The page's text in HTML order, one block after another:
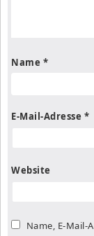
Name *
E-Mail-Adresse *
Website
Name, E-Mail-